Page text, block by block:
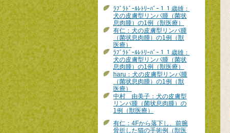
ﾗﾌﾞﾗﾄﾞｰﾙﾚﾄﾘｰﾊﾞｰ１１歳雄：
犬の皮膚型リンパ腫（菌状
息肉腫）の1例（獣医療）
有仁：犬の皮膚型リンパ腫
（菌状息肉腫）の1例（獣
医療）
ﾗﾌﾞﾗﾄﾞｰﾙﾚﾄﾘｰﾊﾞｰ１１歳雄：
犬の皮膚型リンパ腫（菌状
息肉腫）の1例（獣医療）
haru：犬の皮膚型リンパ腫
（菌状息肉腫）の1例（獣
医療）
中村 由美子：犬の皮膚型
リンパ腫（菌状息肉腫）の
1例（獣医療）
有仁：4Fから落下し、前腕
骨折した猫の手術例（獣医